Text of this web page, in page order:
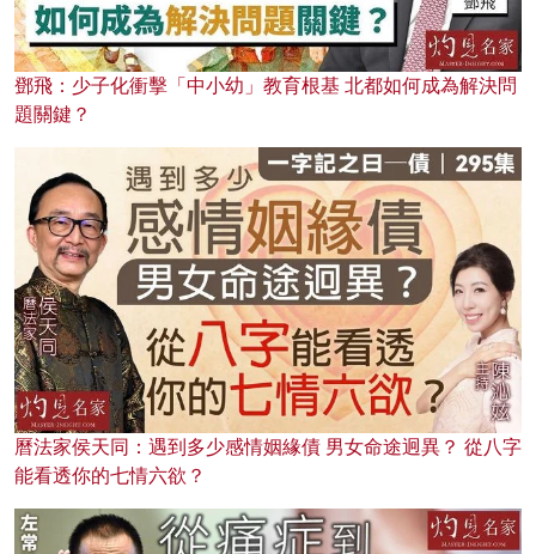
鄧飛：少子化衝擊「中小幼」教育根基 北都如何成為解決問
題關鍵？
曆法家侯天同：遇到多少感情姻緣債 男女命途迥異？ 從八字
能看透你的七情六欲？